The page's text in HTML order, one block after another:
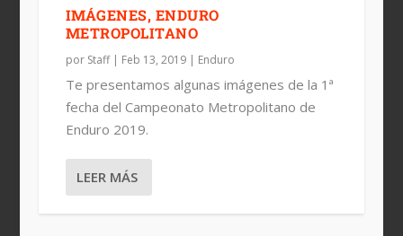
IMÁGENES, ENDURO
METROPOLITANO
por Staff| Feb 13, 2019| Enduro
Te presentamos algunas imágenes de la 1ª
fecha del Campeonato Metropolitano de
Enduro 2019.
LEER MÁS